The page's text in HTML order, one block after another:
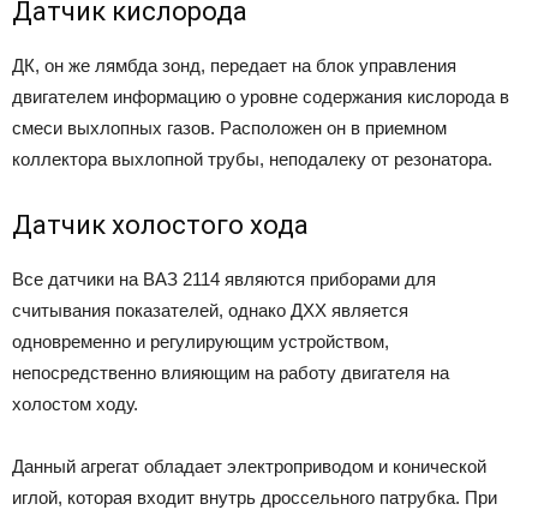
Датчик кислорода
ДК, он же лямбда зонд, передает на блок управления
двигателем информацию о уровне содержания кислорода в
смеси выхлопных газов. Расположен он в приемном
коллектора выхлопной трубы, неподалеку от резонатора.
Датчик холостого хода
Все датчики на ВАЗ 2114 являются приборами для
считывания показателей, однако ДХХ является
одновременно и регулирующим устройством,
непосредственно влияющим на работу двигателя на
холостом ходу.
Данный агрегат обладает электроприводом и конической
иглой, которая входит внутрь дроссельного патрубка. При